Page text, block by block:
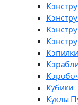
Копилки
Корабли
Кубики
Куклы